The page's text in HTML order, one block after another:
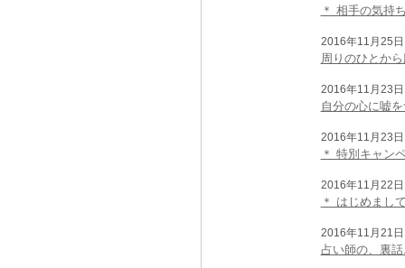
＊ 相手の気持
2016年11月25
周りのひとか
2016年11月23
自分の心に嘘
2016年11月23
＊ 特別キャン
2016年11月22
＊ はじめまし
2016年11月21
占い師の、裏話